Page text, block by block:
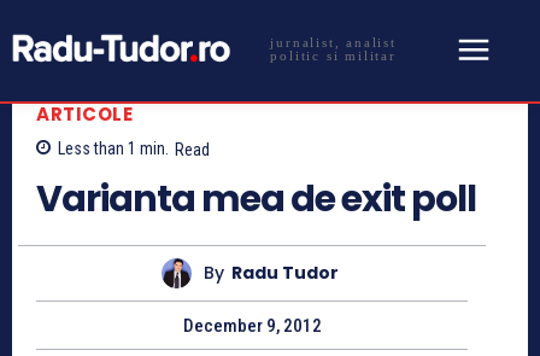
jurnalist, analist
politic si militar
ARTICOLE
Less than 1 min. Read
Varianta mea de exit poll
By Radu Tudor
December 9, 2012